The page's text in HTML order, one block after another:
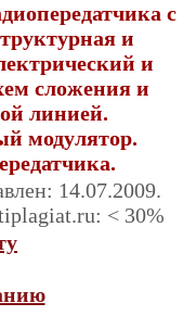
с
и
и
сложения и
линией.
модулятор.
14.07.2009.
< 30%